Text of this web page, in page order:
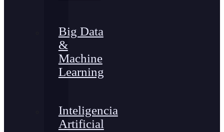
Big Data
&
Machine
Learning
Inteligencia
Artificial